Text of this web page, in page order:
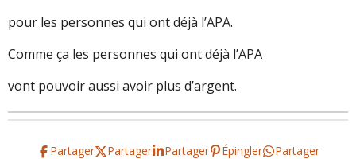
pour les personnes qui ont déjà l’APA.
Comme ça les personnes qui ont déjà l’APA
vont pouvoir aussi avoir plus d’argent.
Partager Partager Partager Épingler Partager